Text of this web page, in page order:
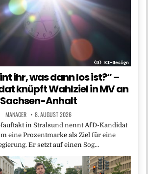
ihr, was dann los ist?“ –
knüpft Wahlziel in MV an
Sachsen-Anhalt
MANAGER 8. AUGUST 2026
in Stralsund nennt AfD-Kandidat
eine Prozentmarke als Ziel für eine
Er setzt auf einen Sog…